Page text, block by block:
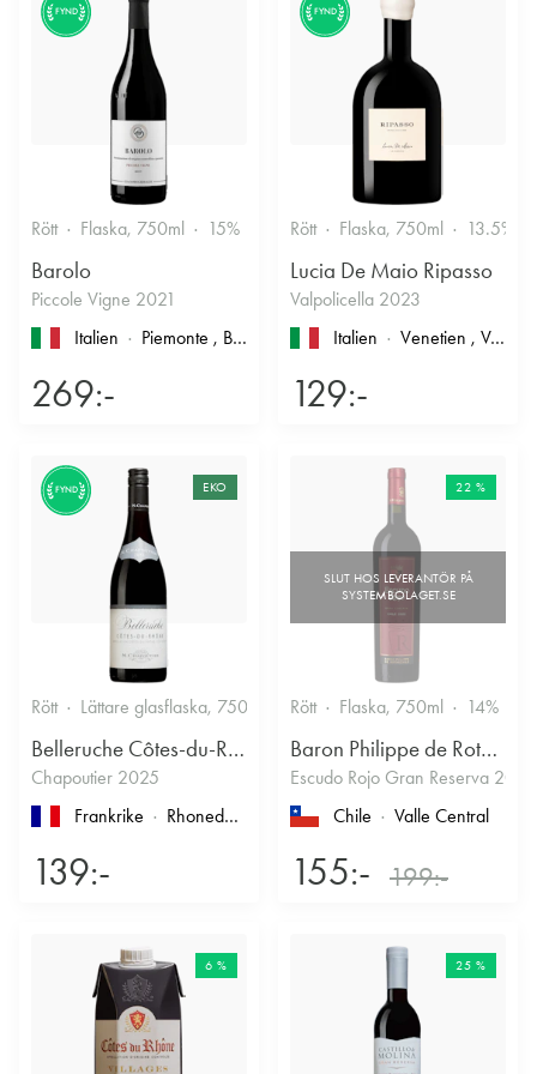
FYND
Rött Flaska, 750ml 15% Stramt & Nyanserat
Barolo
Piccole Vigne 2021
Italien
Piemonte , Barolo
269:-
FYND
Rött Flaska, 750ml 13.5%
Lucia De Maio Ripasso
Valpolicella 2023
Italien
Venetien , Valpolicella
129:-
FYND EKO
Rött Lättare glasflaska, 750ml 13.5% Kryddigt & Mustigt
Belleruche Côtes-du-Rhône
Chapoutier 2025
Frankrike
Rhonedalen , Côtes du Rhône
139:-
22 %
Rött Flaska, 750ml 14%
Baron Philippe de Rothschild Chile SA
Escudo Rojo Gran Reserva 2022
Chile
Valle Central
155:- 199:-
6 % 25 %